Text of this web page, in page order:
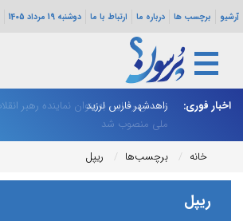
آرشیو برچسب ها درباره ما ارتباط با ما دوشنبه 19 مرداد 1405
اخبار فوری:
محسن رضایی به‌عنوان نماینده رهبر
ملی منصوب شد
زاهدشهر فارس لرزید
خانه برچسب‌ها ریپل
ریپل